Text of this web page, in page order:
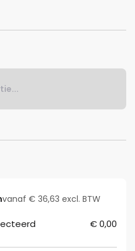
vanaf € 36,63 excl. BTW
€ 0,00